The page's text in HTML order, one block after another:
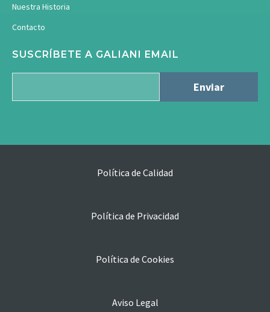
Nuestra Historia
Contacto
SUSCRÍBETE A GALIANI EMAIL
Política de Calidad
Política de Privacidad
Política de Cookies
Aviso Legal